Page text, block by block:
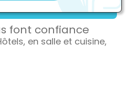
font confiance
en salle et cuisine,